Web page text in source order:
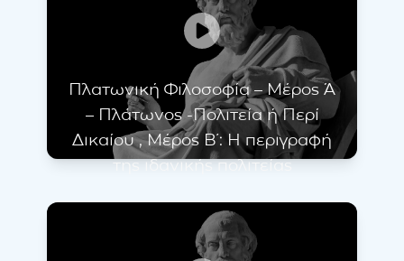
Πλατωνική Φιλοσοφία – Μέρος Ά
– Πλάτωνος -Πολιτεία ή Περί
Δικαίου , Μέρος Β΄: Η περιγραφή
της ιδανικής πολιτείας